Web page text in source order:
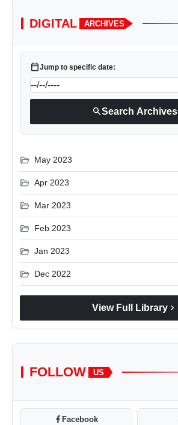
DIGITAL ARCHIVES
calendar_todayJump to specific date:
searchSearch Archives
folder_open May 2023
folder_open Apr 2023
folder_open Mar 2023
folder_open Feb 2023
folder_open Jan 2023
folder_open Dec 2022
View Full Library chevron_right
FOLLOW US
Facebook